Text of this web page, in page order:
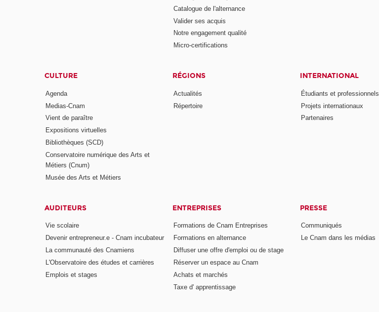
Catalogue de l'alternance
Valider ses acquis
Notre engagement qualité
Micro-certifications
CULTURE
Agenda
Medias-Cnam
Vient de paraître
Expositions virtuelles
Bibliothèques (SCD)
Conservatoire numérique des Arts et
Métiers (Cnum)
Musée des Arts et Métiers
RÉGIONS
Actualités
Répertoire
INTERNATIONAL
Étudiants et professionnels
Projets internationaux
Partenaires
AUDITEURS
Vie scolaire
Devenir entrepreneur.e - Cnam incubateur
La communauté des Cnamiens
L'Observatoire des études et carrières
Emplois et stages
ENTREPRISES
Formations de Cnam Entreprises
Formations en alternance
Diffuser une offre d'emploi ou de stage
Réserver un espace au Cnam
Achats et marchés
Taxe d' apprentissage
PRESSE
Communiqués
Le Cnam dans les médias